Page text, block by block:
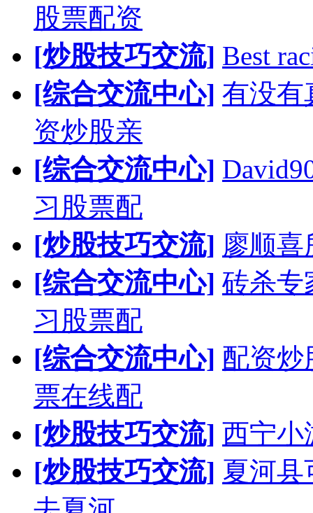
股票配资
[炒股技巧交流] Best
[综合交流中心] 有没有
资炒股亲
[综合交流中心]
习股票配
[炒股技巧交流] 廖顺
[综合交流中心] 砖杀专
习股票配
[综合交流中心] 配资炒
票在线配
[炒股技巧交流] 西宁小
[炒股技巧交流] 夏河县